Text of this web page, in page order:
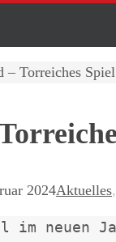
– Torreiches
2024Aktuelles,
im neuen